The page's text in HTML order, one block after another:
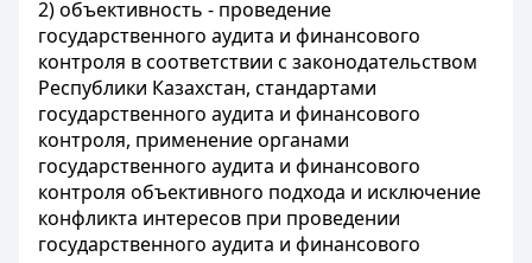
2) объективность - проведение
государственного аудита и финансового
контроля в соответствии с законодательством
Республики Казахстан, стандартами
государственного аудита и финансового
контроля, применение органами
государственного аудита и финансового
контроля объективного подхода и исключение
конфликта интересов при проведении
государственного аудита и финансового